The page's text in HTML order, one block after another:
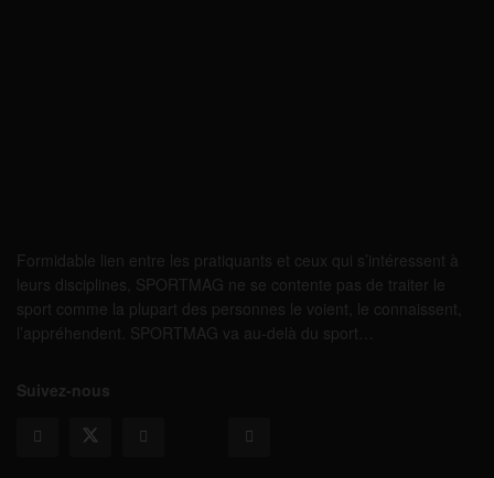
Formidable lien entre les pratiquants et ceux qui s’intéressent à
leurs disciplines, SPORTMAG ne se contente pas de traiter le
sport comme la plupart des personnes le voient, le connaissent,
l’appréhendent. SPORTMAG va au-delà du sport…
Suivez-nous